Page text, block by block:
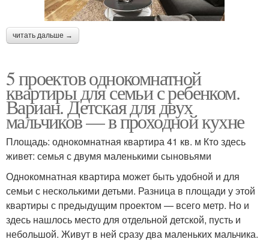
читать дальше →
5 проектов однокомнатной
квартиры для семьи с ребенком.
Вариан. Детская для двух
мальчиков — в проходной кухне
Площадь: однокомнатная квартира 41 кв. м Кто здесь
живет: семья с двумя маленькими сыновьями
Однокомнатная квартира может быть удобной и для
семьи с несколькими детьми. Разница в площади у этой
квартиры с предыдущим проектом — всего метр. Но и
здесь нашлось место для отдельной детской, пусть и
небольшой. Живут в ней сразу два маленьких мальчика.